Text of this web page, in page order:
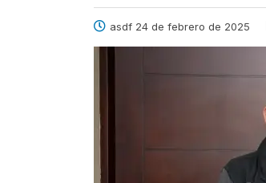
asdf 24 de febrero de 2025